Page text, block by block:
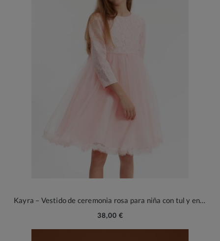
Kayra – Vestido de ceremonia rosa para niña con tul y encaje
38,00 €